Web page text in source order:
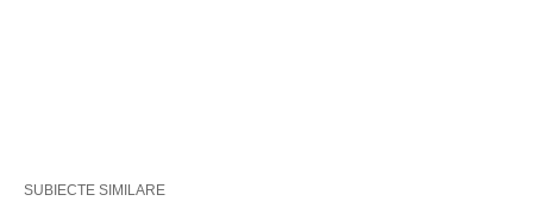
SUBIECTE SIMILARE